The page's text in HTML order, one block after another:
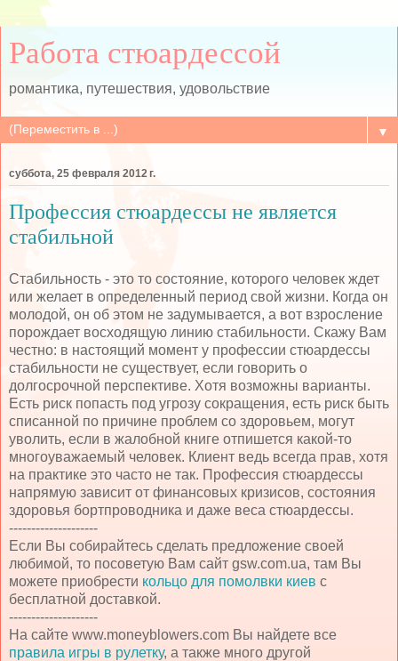
Работа стюардессой
романтика, путешествия, удовольствие
▼
суббота, 25 февраля 2012 г.
Профессия стюардессы не является
стабильной
Стабильность - это то состояние, которого человек ждет
или желает в определенный период свой жизни. Когда он
молодой, он об этом не задумывается, а вот взросление
порождает восходящую линию стабильности. Скажу Вам
честно: в настоящий момент у профессии стюардессы
стабильности не существует, если говорить о
долгосрочной перспективе. Хотя возможны варианты.
Есть риск попасть под угрозу сокращения, есть риск быть
списанной по причине проблем со здоровьем, могут
уволить, если в жалобной книге отпишется какой-то
многоуважаемый человек. Клиент ведь всегда прав, хотя
на практике это часто не так. Профессия стюардессы
напрямую зависит от финансовых кризисов, состояния
здоровья бортпроводника и даже веса стюардессы.
--------------------
Если Вы собирайтесь сделать предложение своей
любимой, то посоветую Вам сайт gsw.com.ua, там Вы
можете приобрести кольцо для помолвки киев с
бесплатной доставкой.
--------------------
На сайте www.moneyblowers.com Вы найдете все
правила игры в рулетку, а также много другой